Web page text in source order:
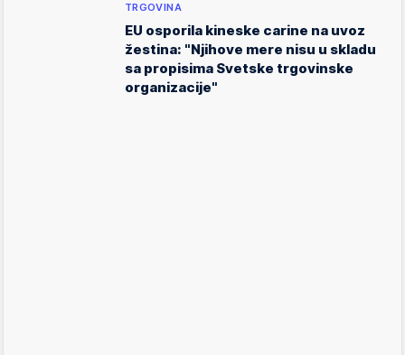
TRGOVINA
EU osporila kineske carine na uvoz
žestina: "Njihove mere nisu u skladu
sa propisima Svetske trgovinske
organizacije"